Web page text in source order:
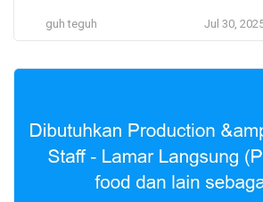
komponen alat berat dan
Samarinda, Kalimantan Timur, ID
guh teguh Jul 30,